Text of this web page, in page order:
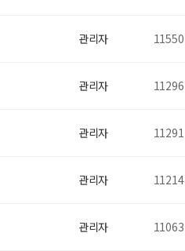
관리자 11550
관리자 11296
관리자 11291
관리자 11214
관리자 11063